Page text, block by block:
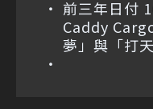
前三年日付
Caddy
夢」與「打